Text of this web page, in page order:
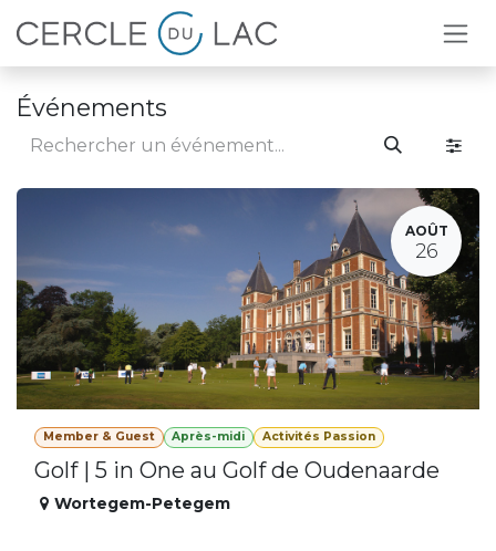
Se rendre au contenu
Événements
AOÛT
26
Member & Guest Après-midi Activités Passion
Golf | 5 in One au Golf de Oudenaarde
Wortegem-Petegem